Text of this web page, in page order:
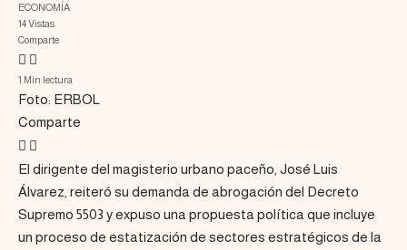
ECONOMÍA
14 Vistas
Comparte
1 Min lectura
Foto: ERBOL
Comparte
El dirigente del magisterio urbano paceño, José Luis
Álvarez, reiteró su demanda de abrogación del Decreto
Supremo 5503 y expuso una propuesta política que incluye
un proceso de estatización de sectores estratégicos de la